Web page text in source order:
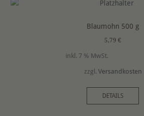
Blaumohn 500 g
5,79 €
inkl. 7 % MwSt.
zzgl. Versandkosten
DETAILS